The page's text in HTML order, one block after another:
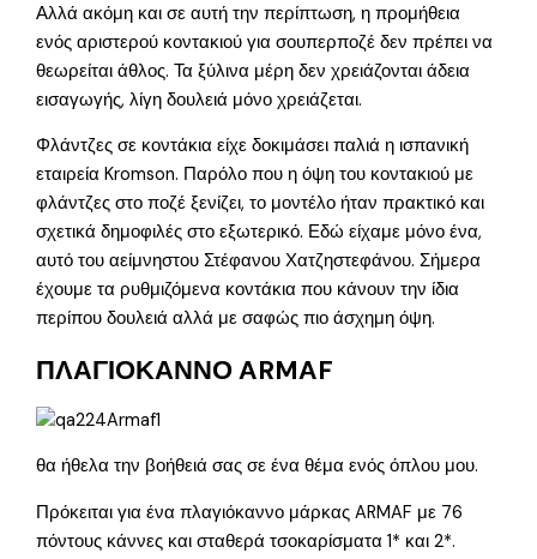
Αλλά ακόμη και σε αυτή την περίπτωση, η προμήθεια
ενός αριστερού κοντακιού για σουπερποζέ δεν πρέπει να
θεωρείται άθλος. Τα ξύλινα μέρη δεν χρειάζονται άδεια
εισαγωγής, λίγη δουλειά μόνο χρειάζεται.
Φλάντζες σε κοντάκια είχε δοκιμάσει παλιά η ισπανική
εταιρεία Kromson. Παρόλο που η όψη του κοντακιού με
φλάντζες στο ποζέ ξενίζει, το μοντέλο ήταν πρακτικό και
σχετικά δημοφιλές στο εξωτερικό. Εδώ είχαμε μόνο ένα,
αυτό του αείμνηστου Στέφανου Χατζηστεφάνου. Σήμερα
έχουμε τα ρυθμιζόμενα κοντάκια που κάνουν την ίδια
περίπου δουλειά αλλά με σαφώς πιο άσχημη όψη.
ΠΛΑΓΙΟΚΑΝΝΟ ARMAF
θα ήθελα την βοήθειά σας σε ένα θέμα ενός όπλου μου.
Πρόκειται για ένα πλαγιόκαννο μάρκας ARMAF με 76
πόντους κάννες και σταθερά τσοκαρίσματα 1* και 2*.